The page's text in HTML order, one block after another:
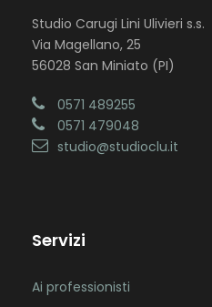
Studio Carugi Lini Ulivieri s.s.
Via Magellano, 25
56028 San Miniato (PI)
0571 489255
0571 479048
studio@studioclu.it
Servizi
Ai professionisti